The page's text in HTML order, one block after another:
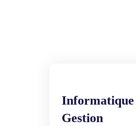
Gestion